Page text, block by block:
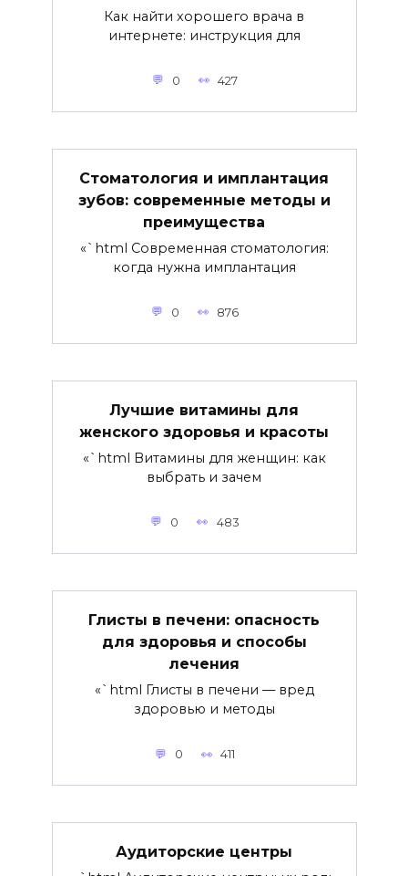
Как найти хорошего врача в
интернете: инструкция для
0 427
Стоматология и имплантация
зубов: современные методы и
преимущества
«`html Современная стоматология:
когда нужна имплантация
0 876
Лучшие витамины для
женского здоровья и красоты
«`html Витамины для женщин: как
выбрать и зачем
0 483
Глисты в печени: опасность
для здоровья и способы
лечения
«`html Глисты в печени — вред
здоровью и методы
0 411
Аудиторские центры